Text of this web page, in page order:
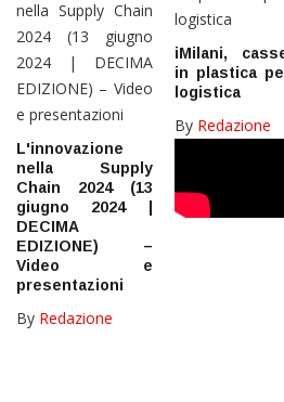
L'innovazione
nella Supply
Chain 2024 (13
giugno 2024 |
DECIMA
EDIZIONE) –
Video e
presentazioni
By Redazione
iMilani,
in plastica
logistica
By Redazione